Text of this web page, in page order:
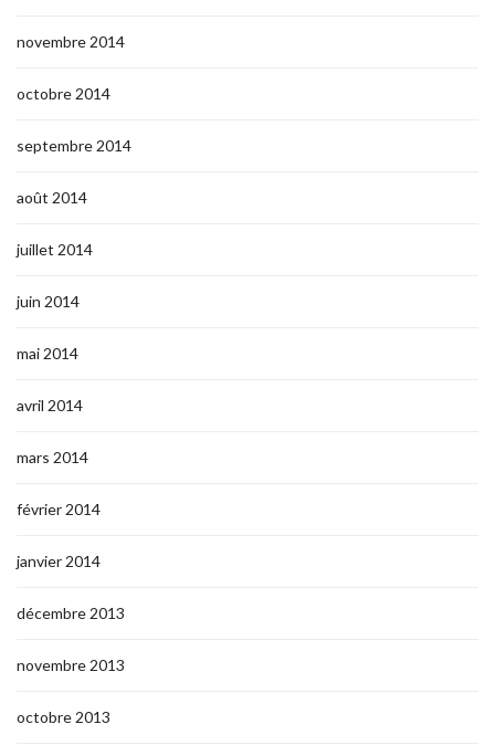
novembre 2014
octobre 2014
septembre 2014
août 2014
juillet 2014
juin 2014
mai 2014
avril 2014
mars 2014
février 2014
janvier 2014
décembre 2013
novembre 2013
octobre 2013